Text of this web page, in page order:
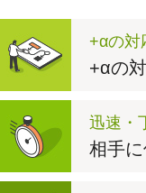
+αの対
+αの
迅速・
相手